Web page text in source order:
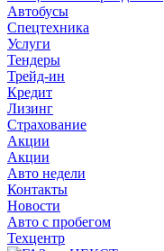
Автобусы
Спецтехника
Услуги
Тендеры
Трейд-ин
Кредит
Лизинг
Страхование
Акции
Акции
Авто недели
Контакты
Новости
Авто с пробегом
Техцентр